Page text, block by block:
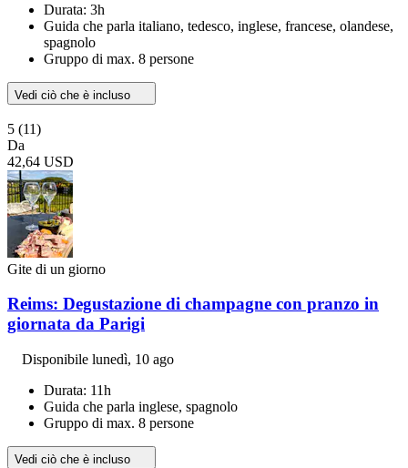
Durata: 3h
Guida che parla italiano, tedesco, inglese, francese, olandese,
spagnolo
Gruppo di max. 8 persone
Vedi ciò che è incluso
5 (11)
Da
42,64 USD
Gite di un giorno
Reims: Degustazione di champagne con pranzo in
giornata da Parigi
Disponibile lunedì, 10 ago
Durata: 11h
Guida che parla inglese, spagnolo
Gruppo di max. 8 persone
Vedi ciò che è incluso